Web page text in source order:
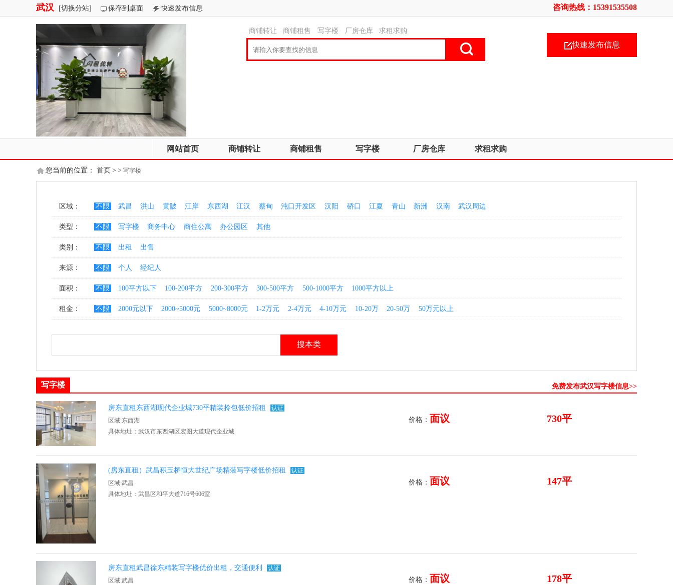
武汉 [切换分站] 保存到桌面 快速发布信息 咨询热线：15391535508
商铺转让 商铺租售 写字楼 厂房仓库 求租求购
快速发布信息
网站首页 商铺转让 商铺租售 写字楼 厂房仓库 求租求购
您当前的位置： 首页 > > 写字楼
区域： 不限 武昌 洪山 黄陂 江岸 东西湖 江汉 蔡甸 沌口开发区 汉阳 硚口 江夏 青山 新洲 汉南 武汉周边
类型： 不限 写字楼 商务中心 商住公寓 办公园区 其他
类别： 不限 出租 出售
来源： 不限 个人 经纪人
面积： 不限 100平方以下 100-200平方 200-300平方 300-500平方 500-1000平方 1000平方以上
租金： 不限 2000元以下 2000~5000元 5000~8000元 1-2万元 2-4万元 4-10万元 10-20万 20-50万 50万元以上
写字楼 免费发布武汉写字楼信息>>
房东直租东西湖现代企业城730平精装拎包低价招租
认证
区域:东西湖
具体地址：武汉市东西湖区宏图大道现代企业城
价格： 面议 730平
(房东直租）武昌积玉桥恒大世纪广场精装写字楼低价招租
认证
区域:武昌
具体地址：武昌区和平大道716号606室
价格： 面议 147平
房东直租武昌徐东精装写字楼优价出租，交通便利
认证
区域:武昌
价格： 面议 178平